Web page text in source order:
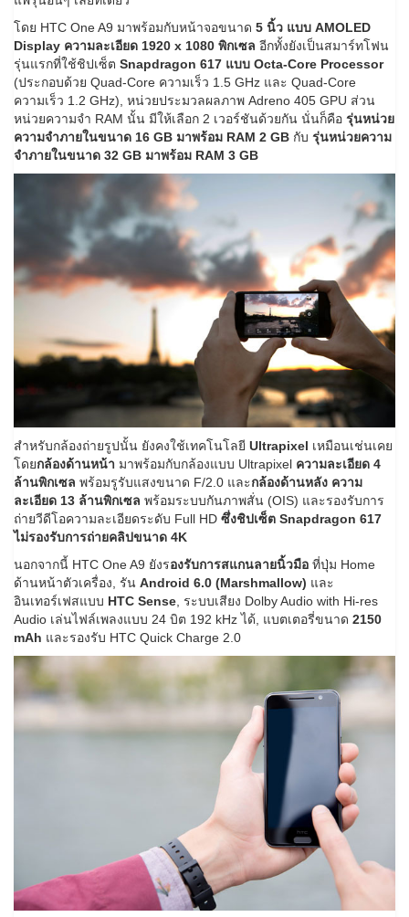
โดย HTC One A9 มาพร้อมกับหน้าจอขนาด 5 นิ้ว แบบ AMOLED
Display ความละเอียด 1920 x 1080 พิกเซล อีกทั้งยังเป็นสมาร์ทโฟน
รุ่นแรกที่ใช้ชิปเซ็ต Snapdragon 617 แบบ Octa-Core Processor
(ประกอบด้วย Quad-Core ความเร็ว 1.5 GHz และ Quad-Core
ความเร็ว 1.2 GHz), หน่วยประมวลผลภาพ Adreno 405 GPU ส่วน
หน่วยความจำ RAM นั้น มีให้เลือก 2 เวอร์ชันด้วยกัน นั่นก็คือ รุ่นหน่วย
ความจำภายในขนาด 16 GB มาพร้อม RAM 2 GB กับ รุ่นหน่วยความ
จำภายในขนาด 32 GB มาพร้อม RAM 3 GB
สำหรับกล้องถ่ายรูปนั้น ยังคงใช้เทคโนโลยี Ultrapixel เหมือนเช่นเคย
โดยกล้องด้านหน้า มาพร้อมกับกล้องแบบ Ultrapixel ความละเอียด 4
ล้านพิกเซล พร้อมรูรับแสงขนาด F/2.0 และกล้องด้านหลัง ความ
ละเอียด 13 ล้านพิกเซล พร้อมระบบกันภาพสั่น (OIS) และรองรับการ
ถ่ายวีดีโอความละเอียดระดับ Full HD ซึ่งชิปเซ็ต Snapdragon 617
ไม่รองรับการถ่ายคลิปขนาด 4K
นอกจากนี้ HTC One A9 ยังรองรับการสแกนลายนิ้วมือ ที่ปุ่ม Home
ด้านหน้าตัวเครื่อง, รัน Android 6.0 (Marshmallow) และ
อินเทอร์เฟสแบบ HTC Sense , ระบบเสียง Dolby Audio with Hi-res
Audio เล่นไฟล์เพลงแบบ 24 บิต 192 kHz ได้, แบตเตอรี่ขนาด 2150
mAh และรองรับ HTC Quick Charge 2.0